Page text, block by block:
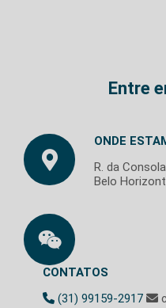
Entre
ONDE
R. da
Belo
CONTATOS
(31) 99159-2917